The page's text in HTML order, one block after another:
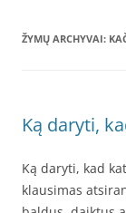
ŽYMŲ ARCHYVAI:
Ką daryti,
Ką daryti, kad
klausimas